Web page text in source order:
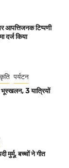
आपत्तिजनक टिप्पणी
दर्ज किया
पर्यटन
भूस्खलन, 3 यात्रियों
मुर्मू, बच्चों ने गीत